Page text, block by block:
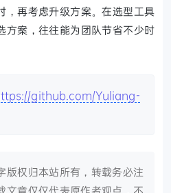
，再考虑升级方案。在选型工具
方案，往往能为团队节省不少时
github.com/Yuliang-
版权归本站所有，转载务必注
文章仅仅代表原作者观点，不